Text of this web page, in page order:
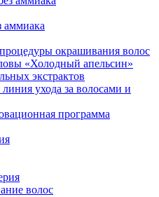
аммиака
окрашивания волос
«Холодный апельсин»
экстрактов
ухода за волосами и
программа
волос